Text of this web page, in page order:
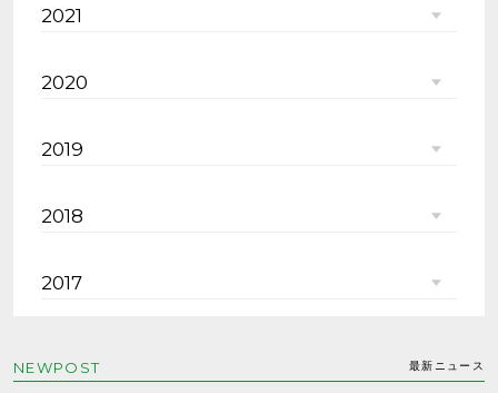
2021
2020
2019
2018
2017
NEWPOST 最新ニュース